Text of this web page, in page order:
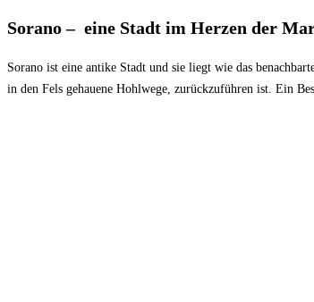
Sorano– eine Stadt im Herzen der
Sorano ist eine antike Stadt und sie liegt wie das
in den Fels gehauene Hohlwege, zurückzuführen ist. Ein